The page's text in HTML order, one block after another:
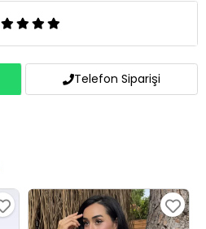
Telefon Siparişi